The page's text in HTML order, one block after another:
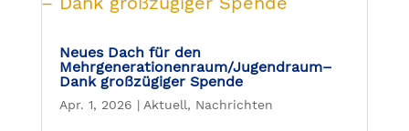
Neues Dach für den
Mehrgenerationenraum/Jugendraum–
Dank großzügiger Spende
Apr. 1, 2026 | Aktuell, Nachrichten